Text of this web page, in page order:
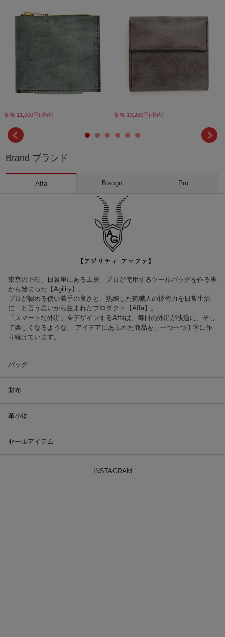
価格:11,000円(税込) 価格:13,200円(税込)
Brand ブランド
Affa Bisogn Pro
東京の下町、日暮里にある工房。プロが使用するツールバッグを作る事
から始まった【Agility】。
プロが認める使い勝手の良さと、熟練した鞄職人の技術力を日常生活
に…と言う思いから生まれたプロダクト【Affa】。
「スマートな外出」をデザインするAffaは、毎日の外出が快適に、そし
て楽しくなるような、 アイデアにあふれた商品を、一つ一つ丁寧に作
り続けています。
バッグ
財布
革小物
セールアイテム
INSTAGRAM